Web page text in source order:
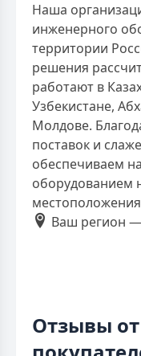
Наша
инженерного
территории
решения
работают в
Узбекистане,
Молдове.
поставок и
обеспечиваем
оборудованием
Ваш регион
Отзывы